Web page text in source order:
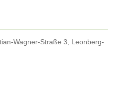
Wagner-Straße 3, Leonberg-